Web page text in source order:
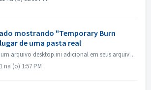
mostrando "Temporary Burn
de uma pasta real
Parece que há um arquivo desktop.ini adicional em seus arquivos fonte. O Explorer lê esse arquivo e descobre que essa pasta em particular tem um nome locali...
na (o) 1:57 PM